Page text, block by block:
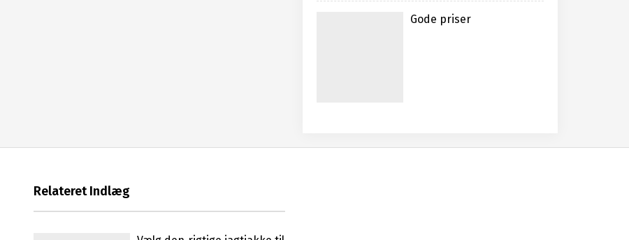
Gode priser
Relateret Indlæg